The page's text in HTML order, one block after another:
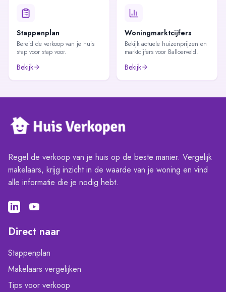
Stappenplan
Bereid de verkoop van je huis
stap voor stap voor.
Bekijk
Woningmarktcijfers
Bekijk actuele huizenprijzen en
marktcijfers voor Balloerveld.
Bekijk
Regel de verkoop van je huis op de beste manier. Vergelijk
makelaars, krijg inzicht in de waarde van je woning en vind
alle informatie die je nodig hebt.
Direct naar
Stappenplan
Makelaars vergelijken
Tips voor verkoop